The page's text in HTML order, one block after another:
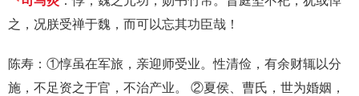
之，况朕受禅于魏，而可以忘其功臣哉！
陈寿：①惇虽在军旅，亲迎师受业。性清俭，有余财辄以分
施，不足资之于官，不治产业。 ②夏侯、曹氏，世为婚姻，